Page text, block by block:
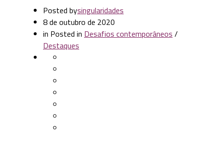
Posted bysingularidades
8 de outubro de 2020
in Posted in Desafios contemporâneos /
Destaques